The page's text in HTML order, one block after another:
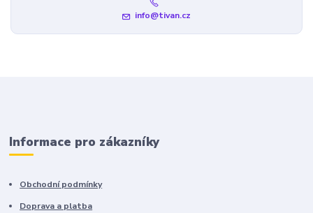
info@tivan.cz
Informace pro zákazníky
Obchodní podmínky
Doprava a platba